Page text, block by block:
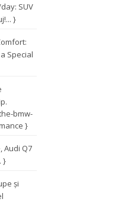
SUV
}
Special
bmw-
}
Audi Q7
}
și